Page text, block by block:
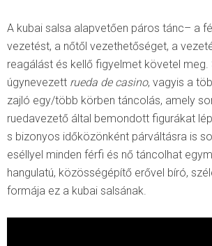
A kubai salsa alapvetően páros tánc– a
vezetést, a nőtől vezethetőséget, a
reagálást és kellő figyelmet követel
úgynevezett rueda de casino, vagyis a
zajló egy/több körben táncolás, amely
ruedavezető által bemondott figurákat
s bizonyos időközönként párváltásra is
eséllyel minden férfi és nő táncolhat
hangulatú, közösségépítő erővel bíró,
formája ez a kubai salsának.